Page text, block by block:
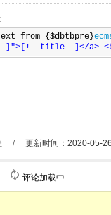
from {$dbtbpre}
title--]</a> <br>
/ 更新时间：2020-05-
评论加载中....